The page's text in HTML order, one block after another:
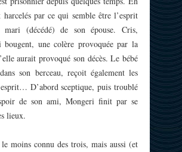
par ce qui semble être l’esprit
(décédé) de son épouse. Cris,
bougent, une colère provoquée par la
aurait provoqué son décès. Le bébé
son berceau, reçoit également les
D’abord sceptique, puis troublé
de son ami, Mongeri finit par se
lieux.
moins connu des trois, mais aussi (et